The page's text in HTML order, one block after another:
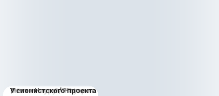
Киевская марионетка
В России назрели
Миграционный пожар
Россия начинает
Россия зимой 1904
Русская нация вчера и
Почему правый крах в
Место Науру / Науэро в
У сионистского проекта